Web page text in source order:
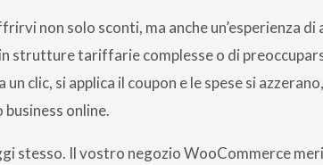
non solo sconti, ma anche un’esperienza di
strutture tariffarie complesse o di
clic, si applica il coupon e le spese si
online.
stesso. Il vostro negozio WooCommerce